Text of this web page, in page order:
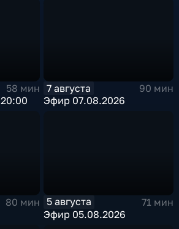
58 мин
7 августа
90 мин
Эфир 07.08.2026
80 мин
5 августа
71 мин
Эфир 05.08.2026